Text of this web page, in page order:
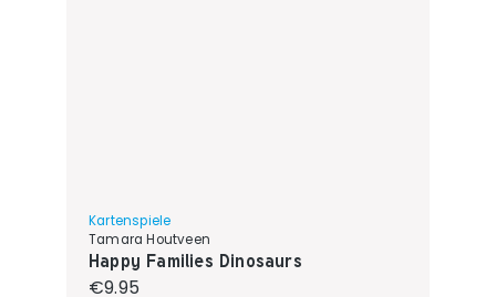
Kartenspiele
Tamara Houtveen
Happy Families Dinosaurs
Regular price:
€9.95